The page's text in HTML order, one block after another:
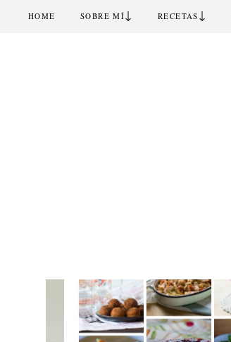
HOME SOBRE MÍ↓ RECETAS ↓